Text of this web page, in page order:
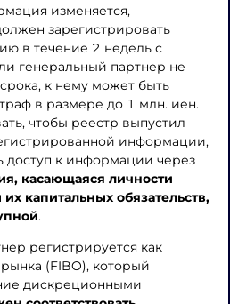
изменяется,
зарегистрировать
в течение 2 недель с
генеральный партнер не
к нему может быть
в размере до 1 млн. иен.
чтобы реестр выпустил
информации,
доступ к информации через
касающаяся личности
капитальных обязательств,
.
регистрируется как
(FIBO), который
дискреционными